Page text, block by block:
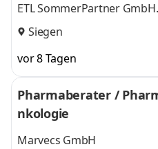
ETL SommerPartner GmbH
Steuerberatungsgesellschaft
Siegen
vor 8 Tagen
Pharmaberater /
nkologie
Marvecs GmbH